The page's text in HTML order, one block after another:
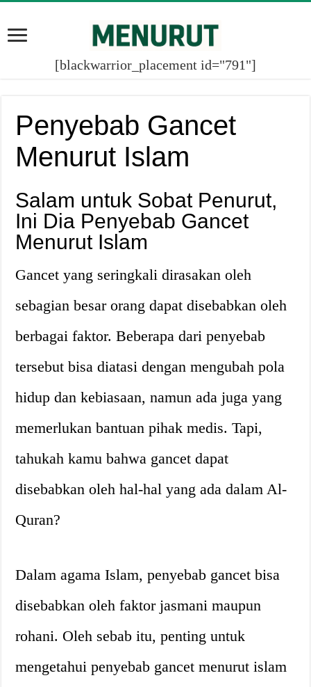
[blackwarrior_placement id="791"]
Penyebab Gancet
Menurut Islam
Salam untuk Sobat Penurut,
Ini Dia Penyebab Gancet
Menurut Islam
Gancet yang seringkali dirasakan oleh
sebagian besar orang dapat disebabkan oleh
berbagai faktor. Beberapa dari penyebab
tersebut bisa diatasi dengan mengubah pola
hidup dan kebiasaan, namun ada juga yang
memerlukan bantuan pihak medis. Tapi,
tahukah kamu bahwa gancet dapat
disebabkan oleh hal-hal yang ada dalam Al-
Quran?
Dalam agama Islam, penyebab gancet bisa
disebabkan oleh faktor jasmani maupun
rohani. Oleh sebab itu, penting untuk
mengetahui penyebab gancet menurut islam